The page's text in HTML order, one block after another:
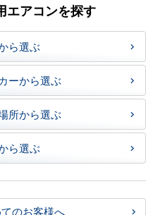
エアコンを探す
ら選ぶ
ーから選ぶ
所から選ぶ
ら選ぶ
のお客様へ